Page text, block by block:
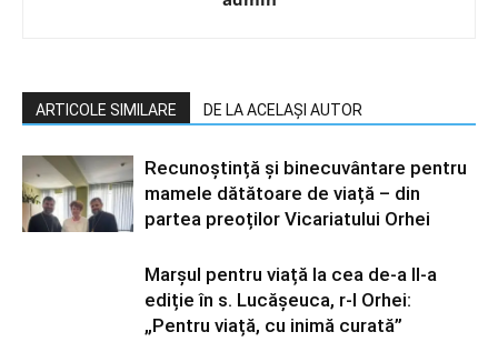
ARTICOLE SIMILARE DE LA ACELAȘI AUTOR
Recunoștință și binecuvântare pentru
mamele dătătoare de viață – din
partea preoților Vicariatului Orhei
Marșul pentru viață la cea de-a II-a
ediție în s. Lucășeuca, r-l Orhei:
„Pentru viață, cu inimă curată”